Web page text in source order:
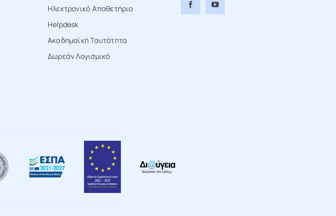
Ηλεκτρονικό Αποθετήριο
Ηelpdesk
Ακαδημαϊκή Ταυτότητα
Δωρεάν Λογισμικό